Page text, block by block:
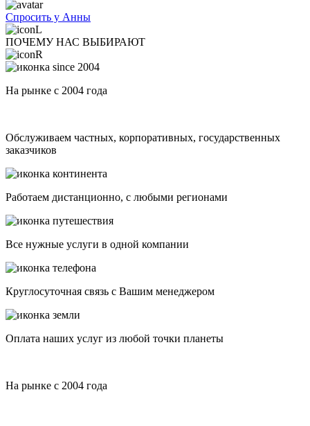
Спросить у Анны
ПОЧЕМУ НАС ВЫБИРАЮТ
На рынке с 2004 года
Обслуживаем частных, корпоративных, государственных
заказчиков
Работаем дистанционно, с любыми регионами
Все нужные услуги в одной компании
Круглосуточная связь с Вашим менеджером
Оплата наших услуг из любой точки планеты
На рынке с 2004 года